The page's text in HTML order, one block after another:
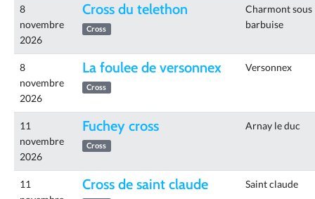
8
novembre
2026
Cross du telethon
Cross
Charmont sous
barbuise
8
novembre
2026
La foulee de versonnex
Cross
Versonnex
11
novembre
2026
Fuchey cross
Cross
Arnay le duc
11
Cross de saint claude Saint claude